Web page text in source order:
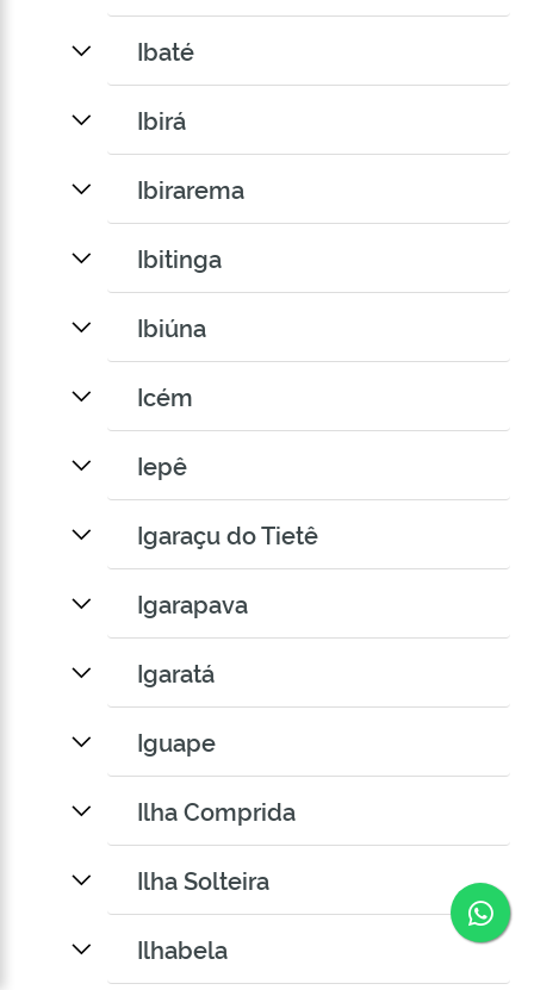
Ibaté
Ibirá
Ibirarema
Ibitinga
Ibiúna
Icém
Iepê
Igaraçu do Tietê
Igarapava
Igaratá
Iguape
Ilha Comprida
Ilha Solteira
Ilhabela